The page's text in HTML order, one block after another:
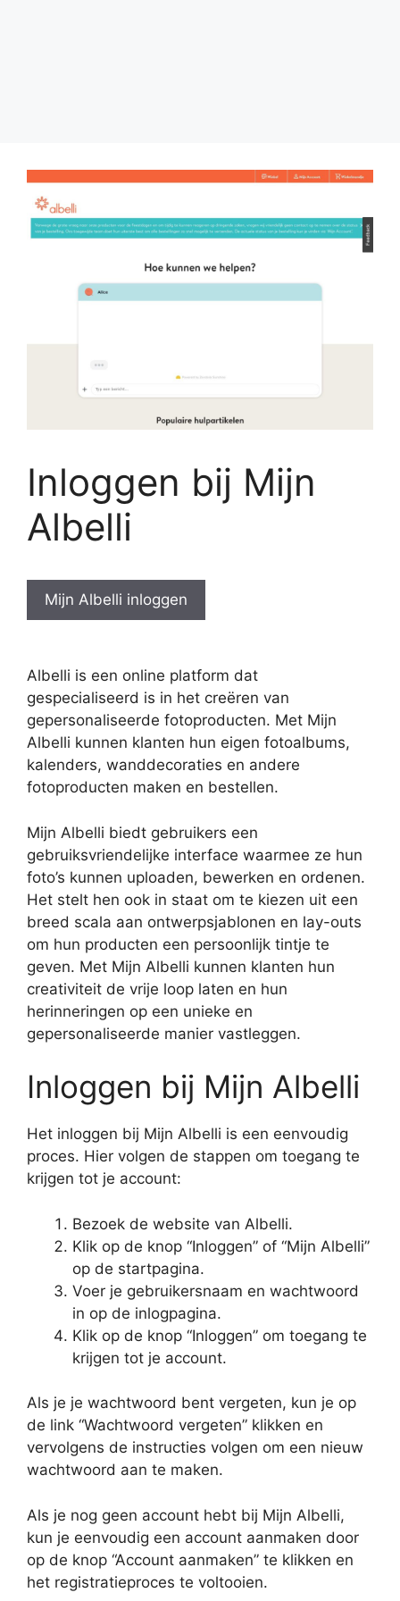
Inloggen bij Mijn
Albelli
Mijn Albelli inloggen
Albelli is een online platform dat
gespecialiseerd is in het creëren van
gepersonaliseerde fotoproducten. Met Mijn
Albelli kunnen klanten hun eigen fotoalbums,
kalenders, wanddecoraties en andere
fotoproducten maken en bestellen.
Mijn Albelli biedt gebruikers een
gebruiksvriendelijke interface waarmee ze hun
foto’s kunnen uploaden, bewerken en ordenen.
Het stelt hen ook in staat om te kiezen uit een
breed scala aan ontwerpsjablonen en lay-outs
om hun producten een persoonlijk tintje te
geven. Met Mijn Albelli kunnen klanten hun
creativiteit de vrije loop laten en hun
herinneringen op een unieke en
gepersonaliseerde manier vastleggen.
Inloggen bij Mijn Albelli
Het inloggen bij Mijn Albelli is een eenvoudig
proces. Hier volgen de stappen om toegang te
krijgen tot je account:
Bezoek de website van Albelli.
Klik op de knop “Inloggen” of “Mijn Albelli”
op de startpagina.
Voer je gebruikersnaam en wachtwoord
in op de inlogpagina.
Klik op de knop “Inloggen” om toegang te
krijgen tot je account.
Als je je wachtwoord bent vergeten, kun je op
de link “Wachtwoord vergeten” klikken en
vervolgens de instructies volgen om een nieuw
wachtwoord aan te maken.
Als je nog geen account hebt bij Mijn Albelli,
kun je eenvoudig een account aanmaken door
op de knop “Account aanmaken” te klikken en
het registratieproces te voltooien.